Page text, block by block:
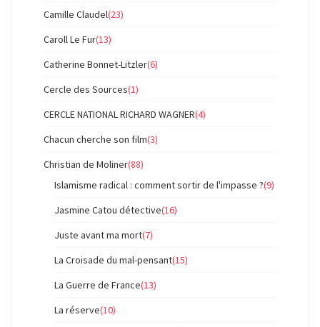
Camille Claudel(23)
Caroll Le Fur(13)
Catherine Bonnet-Litzler(6)
Cercle des Sources(1)
CERCLE NATIONAL RICHARD WAGNER(4)
Chacun cherche son film(3)
Christian de Moliner(88)
Islamisme radical : comment sortir de l'impasse ?(9)
Jasmine Catou détective(16)
Juste avant ma mort(7)
La Croisade du mal-pensant(15)
La Guerre de France(13)
La réserve(10)